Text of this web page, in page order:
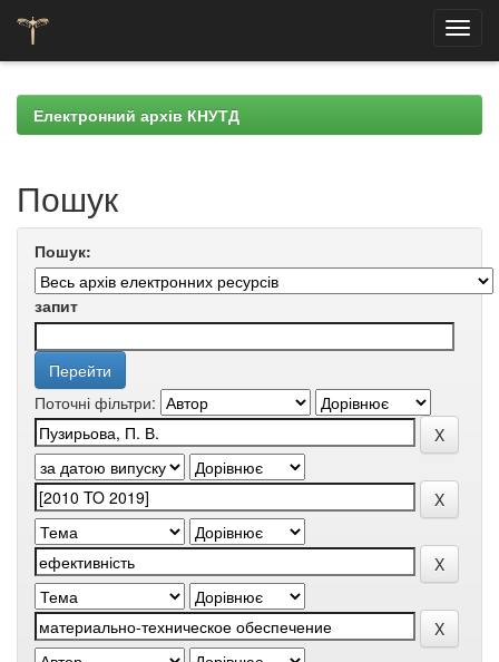
navigationЕлектронний архів КНУТД
Пошук
Пошук:
запит
Поточні фільтри: